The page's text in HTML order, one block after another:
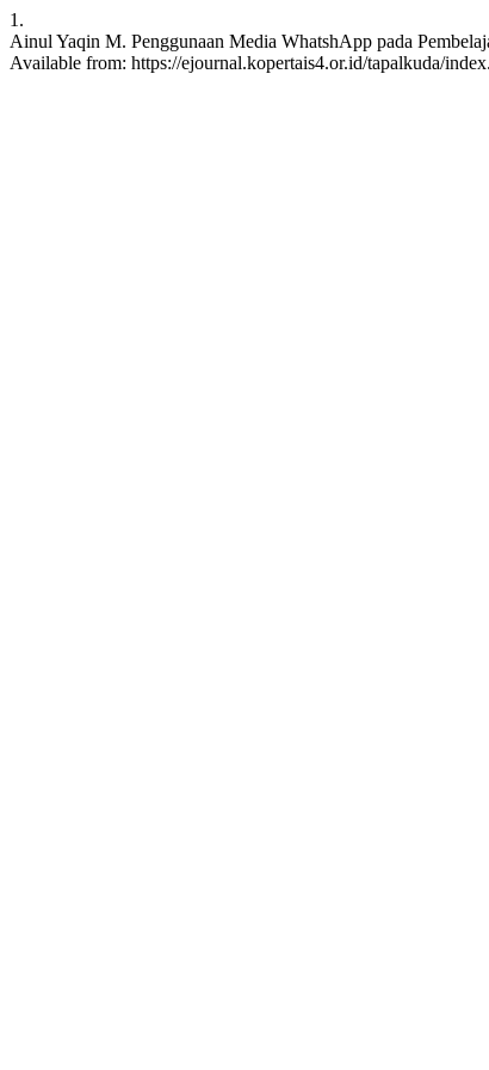
1.
Ainul Yaqin M. Penggunaan Media WhatshApp pada
Available from: https://ejournal.kopertais4.or.id/tapalkuda/